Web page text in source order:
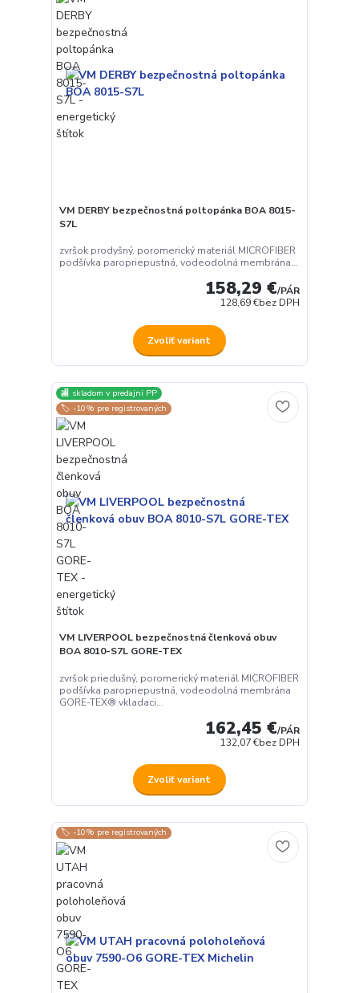
VM DERBY bezpečnostná poltopánka BOA 8015-
S7L
zvršok prodyšný, poromerický materiál MICROFIBER
podšívka paropriepustná, vodeodolná membrána...
158,29 €/PÁR
128,69 €bez DPH
Zvoliť variant
🏬 skladom v predajni PP
🏷️ -10% pre registrovaných
VM LIVERPOOL bezpečnostná členková obuv
BOA 8010-S7L GORE-TEX
zvršok priedušný, poromerický materiál MICROFIBER
podšívka paropriepustná, vodeodolná membrána
GORE-TEX® vkladaci...
162,45 €/PÁR
132,07 €bez DPH
Zvoliť variant
🏷️ -10% pre registrovaných